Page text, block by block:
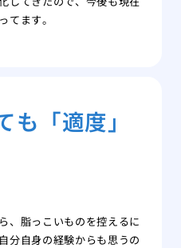
てます。
も「適度」
、脂っこいものを控えるに
分自身の経験からも思うの